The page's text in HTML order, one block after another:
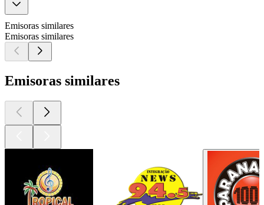
Emisoras similares
Emisoras similares
Emisoras similares